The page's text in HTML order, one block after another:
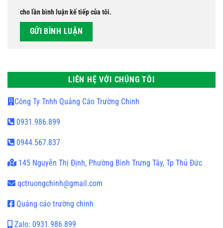
cho lần bình luận kế tiếp của tôi.
LIÊN HỆ VỚI CHÚNG TÔI
Công Ty Tnhh Quảng Cáo Trường Chinh
0931.986.899
0944.567.837
145 Nguyễn Thị Định, Phường Bình Trưng Tây, Tp Thủ Đức
qctruongchinh@gmail.com
Quảng cáo trường chinh
Zalo: 0931 986 899